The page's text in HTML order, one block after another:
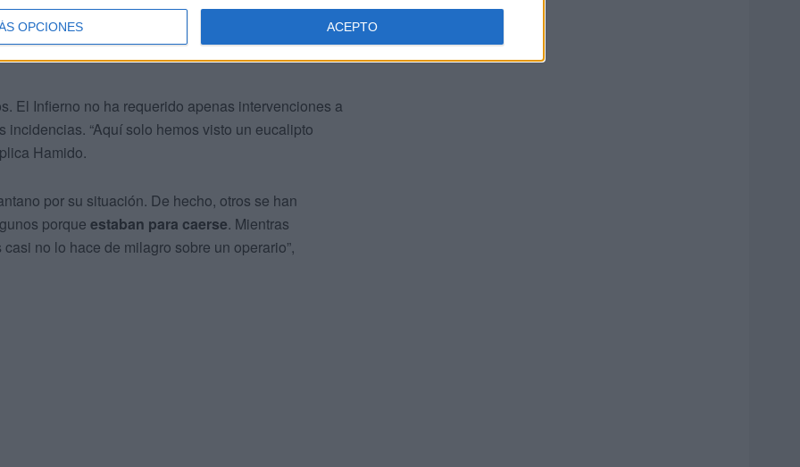
OPCIONES ACEPTO
cuidar de los montes. Mantenerlo permiteevitar
de los dos espacios se cercioran del estado de los
El Infierno no ha requerido apenas intervenciones a
“Aquí solo hemos visto un eucalipto
Hamido.
por su situación. De hecho, otros se han
porque estaban para caerse. Mientras
no lo hace de milagro sobre un operario”,